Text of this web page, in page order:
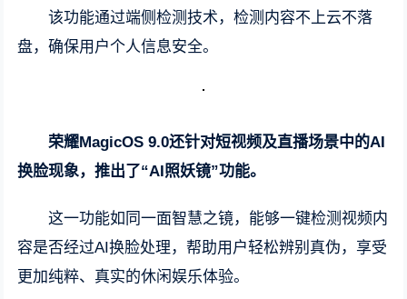
该功能通过端侧检测技术，检测内容不上云不落
盘，确保用户个人信息安全。
荣耀MagicOS 9.0还针对短视频及直播场景中的AI
换脸现象，推出了“AI照妖镜”功能。
这一功能如同一面智慧之镜，能够一键检测视频内
容是否经过AI换脸处理，帮助用户轻松辨别真伪，享受
更加纯粹、真实的休闲娱乐体验。